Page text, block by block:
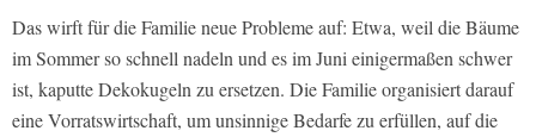
Das wirft für die Familie neue Probleme auf: Etwa, weil die Bäume
im Sommer so schnell nadeln und es im Juni einigermaßen schwer
ist, kaputte Dekokugeln zu ersetzen. Die Familie organisiert darauf
eine Vorratswirtschaft, um unsinnige Bedarfe zu erfüllen, auf die